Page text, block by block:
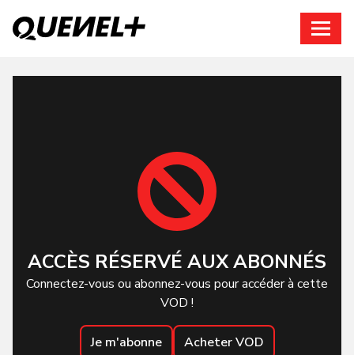
ACCÈS RÉSERVÉ AUX ABONNÉS
Connectez-vous ou abonnez-vous pour accéder à cette
VOD !
Je m'abonne Acheter VOD